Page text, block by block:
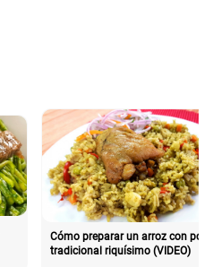
Cómo preparar un arroz con pollo
tradicional riquísimo (VIDEO)